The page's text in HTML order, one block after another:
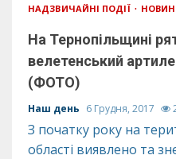
НАДЗВИЧАЙНІ ПОДІЇ
На Тернопільщині
велетенський
(ФОТО)
Наш день 6 Грудня, 2017
З початку року на
області виявлено та